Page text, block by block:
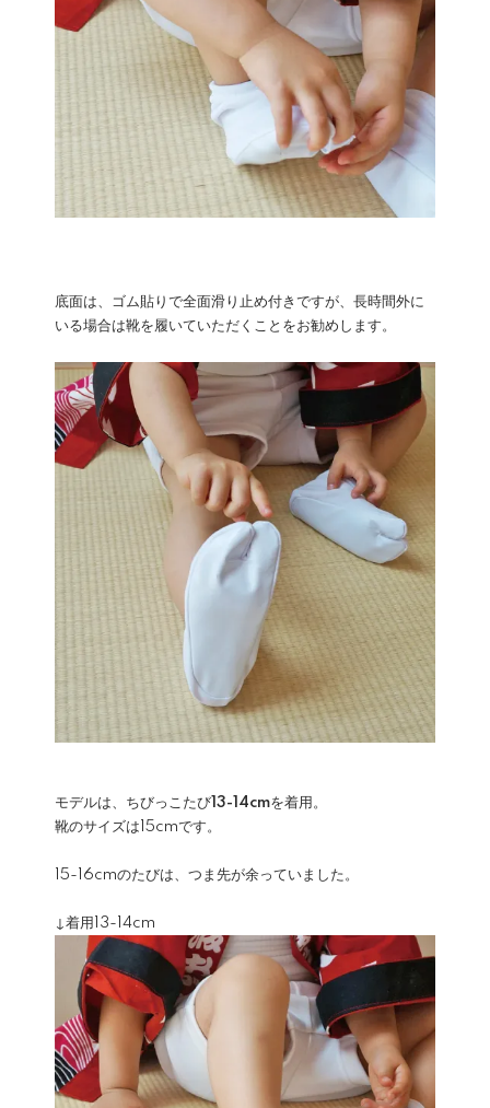
底面は、ゴム貼りで全面滑り止め付きですが、長時間外に
いる場合は靴を履いていただくことをお勧めします。
モデルは、ちびっこたび 13-14cmを着用。
靴のサイズは15cmです。
15-16cmのたびは、つま先が余っていました。
↓着用13-14cm